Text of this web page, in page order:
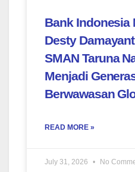
Bank Indonesia
Desty
SMAN Taruna
Menjadi
Berwawasan
READ MORE »
July 31, 2026 No